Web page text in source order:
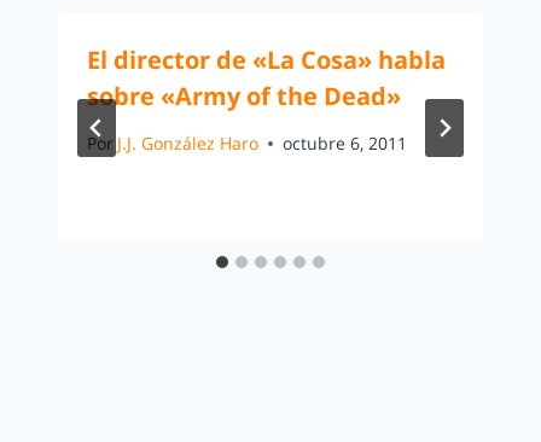
El director de «La Cosa» habla
sobre «Army of the Dead»
Por J.J. González Haro octubre 6, 2011